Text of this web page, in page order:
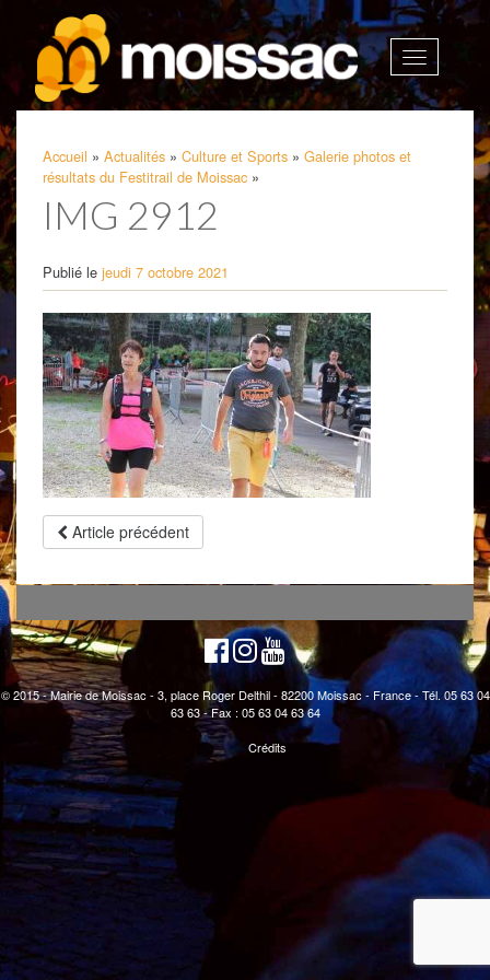
Afficher
la
Accueil » Actualités » Culture et Sports » Galerie photos et
résultats du Festitrail de Moissac »
IMG 2912
Publié le jeudi 7 octobre 2021
Article précédent
© 2015 - Mairie de Moissac - 3, place Roger Delthil - 82200 Moissac - France - Tél. 05 63 04
63 63 - Fax : 05 63 04 63 64
Crédits